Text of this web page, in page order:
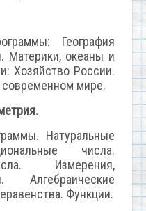
География
Материки, океаны и
Хозяйство России.
мире.
Натуральные
числа.
Измерения,
Алгебраические
Функции.